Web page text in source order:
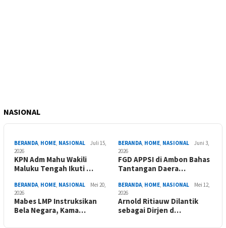
NASIONAL
BERANDA, HOME, NASIONAL
Juli 15,
2026
KPN Adm Mahu Wakili
Maluku Tengah Ikuti …
BERANDA, HOME, NASIONAL
Juni 3,
2026
FGD APPSI di Ambon Bahas
Tantangan Daera…
BERANDA, HOME, NASIONAL
Mei 20,
2026
Mabes LMP Instruksikan
Bela Negara, Kama…
BERANDA, HOME, NASIONAL
Mei 12,
2026
Arnold Ritiauw Dilantik
sebagai Dirjen d…